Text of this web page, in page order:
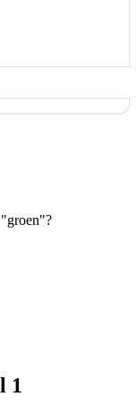
1